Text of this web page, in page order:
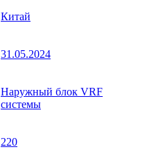
Китай
31.05.2024
Наружный блок VRF
системы
220